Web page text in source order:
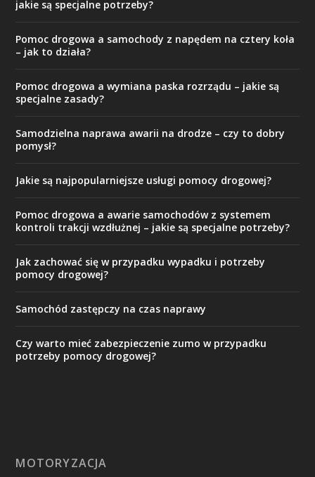
jakie są specjalne potrzeby?
Pomoc drogowa a samochody z napędem na cztery koła
– jak to działa?
Pomoc drogowa a wymiana paska rozrządu – jakie są
specjalne zasady?
Samodzielna naprawa awarii na drodze – czy to dobry
pomysł?
Jakie są najpopularniejsze usługi pomocy drogowej?
Pomoc drogowa a awarie samochodów z systemem
kontroli trakcji wzdłużnej – jakie są specjalne potrzeby?
Jak zachować się w przypadku wypadku i potrzeby
pomocy drogowej?
Samochód zastępczy na czas naprawy
Czy warto mieć zabezpieczenie zumo w przypadku
potrzeby pomocy drogowej?
MOTORYZACJA